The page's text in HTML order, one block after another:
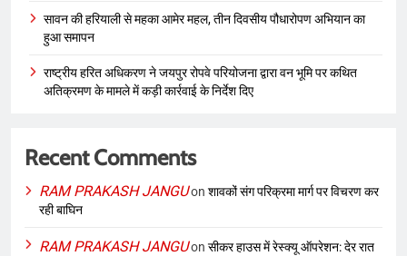
सावन की हरियाली से महका आमेर महल, तीन दिवसीय पौधारोपण अभियान का
हुआ समापन
राष्ट्रीय हरित अधिकरण ने जयपुर रोपवे परियोजना द्वारा वन भूमि पर कथित
अतिक्रमण के मामले में कड़ी कार्रवाई के निर्देश दिए
Recent Comments
RAM PRAKASH JANGUon शावकों संग परिक्रमा मार्ग पर विचरण कर
रही बाघिन
RAM PRAKASH JANGUon सीकर हाउस में रेस्क्यू ऑपरेशन: देर रात